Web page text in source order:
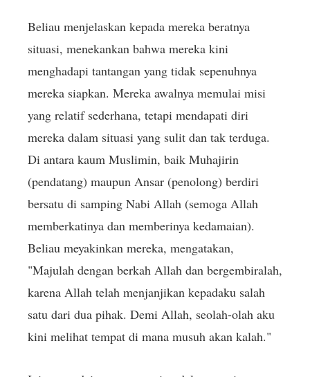
Beliau menjelaskan kepada mereka beratnya
situasi, menekankan bahwa mereka kini
menghadapi tantangan yang tidak sepenuhnya
mereka siapkan. Mereka awalnya memulai misi
yang relatif sederhana, tetapi mendapati diri
mereka dalam situasi yang sulit dan tak terduga.
Di antara kaum Muslimin, baik Muhajirin
(pendatang) maupun Ansar (penolong) berdiri
bersatu di samping Nabi Allah (semoga Allah
memberkatinya dan memberinya kedamaian).
Beliau meyakinkan mereka, mengatakan,
"Majulah dengan berkah Allah dan bergembiralah,
karena Allah telah menjanjikan kepadaku salah
satu dari dua pihak. Demi Allah, seolah-olah aku
kini melihat tempat di mana musuh akan kalah."